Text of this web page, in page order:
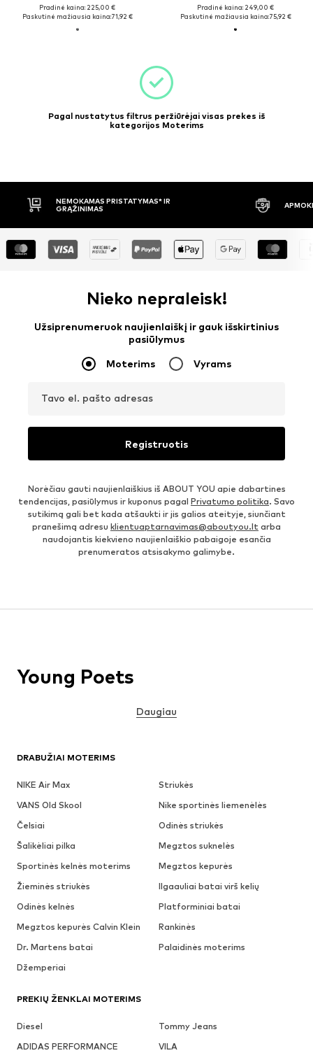
Pradinė kaina: 225,00 €
Paskutinė mažiausia kaina:71,92 €
Pradinė kaina: 249,00 €
Paskutinė mažiausia kaina:75,92 €
Pagal nustatytus filtrus peržiūrėjai visas prekes iš
kategorijos Moterims
NEMOKAMAS PRISTATYMAS* IR
GRĄŽINIMAS
Nieko nepraleisk!
Užsiprenumeruok naujienlaiškį ir gauk išskirtinius
pasiūlymus
Moterims Vyrams
Tavo el. pašto adresas
Registruotis
Norėčiau gauti naujienlaiškius iš ABOUT YOU apie dabartines
tendencijas, pasiūlymus ir kuponus pagal Privatumo politika. Savo
sutikimą gali bet kada atšaukti ir jis galios ateityje, siunčiant
pranešimą adresu klientuaptarnavimas@aboutyou.lt arba
naudojantis kiekvieno naujienlaiškio pabaigoje esančia
prenumeratos atsisakymo galimybe.
DRABUŽIAI MOTERIMS
NIKE Air Max
Striukės
VANS Old Skool
Nike sportinės liemenėlės
Čelsiai
Odinės striukės
Šalikėliai pilka
Megztos suknelės
Sportinės kelnės moterims
Megztos kepurės
Žieminės striukės
Ilgaauliai batai virš kelių
Odinės kelnės
Platforminiai batai
Megztos kepurės Calvin Klein
Rankinės
Dr. Martens batai
Palaidinės moterims
Džemperiai
PREKIŲ ŽENKLAI MOTERIMS
Diesel
Tommy Jeans
ADIDAS PERFORMANCE
VILA
Young Poets
Daugiau